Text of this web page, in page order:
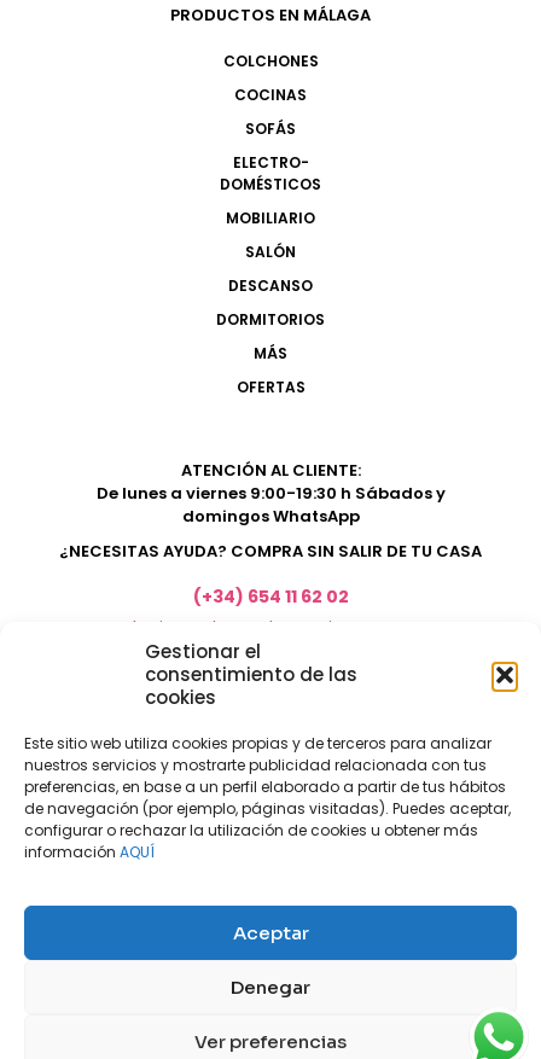
Gestionar el
consentimiento de las
cookies
Este sitio web utiliza cookies propias y de terceros para analizar
nuestros servicios y mostrarte publicidad relacionada con tus
preferencias, en base a un perfil elaborado a partir de tus hábitos
de navegación (por ejemplo, páginas visitadas). Puedes aceptar,
configurar o rechazar la utilización de cookies u obtener más
información AQUÍ
Aceptar
Denegar
Ver preferencias
PRODUCTOS EN MÁLAGA
COLCHONES
COCINAS
SOFÁS
ELECTRO-
DOMÉSTICOS
MOBILIARIO
SALÓN
DESCANSO
DORMITORIOS
MÁS
OFERTAS
ATENCIÓN AL CLIENTE:
De lunes a viernes 9:00-19:30 h Sábados y
domingos WhatsApp
¿NECESITAS AYUDA? COMPRA SIN SALIR DE TU CASA
(+34) 654 11 62 02
marketing@electrodomesticosacosta.es
Tienda de muebles en Fuengirola
Tienda de muebles en Torremolinos
Tienda de muebles en Benalmádena
Tienda de muebles en el Rincón de la Victoria
Tienda de electrodomésticos en Málaga
Tienda de muebles en Cártama
Nuestras tiendas físicas
Política de privacidad